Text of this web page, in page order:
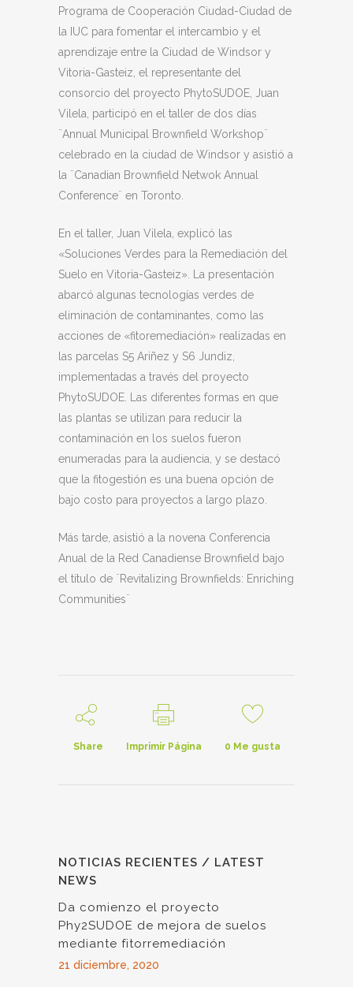
Programa de Cooperación Ciudad-Ciudad de
la IUC para fomentar el intercambio y el
aprendizaje entre la Ciudad de Windsor y
Vitoria-Gasteiz, el representante del
consorcio del proyecto PhytoSUDOE, Juan
Vilela, participó en el taller de dos días
¨Annual Municipal Brownfield Workshop¨
celebrado en la ciudad de Windsor y asistió a
la ¨Canadian Brownfield Netwok Annual
Conference¨ en Toronto.
En el taller, Juan Vilela, explicó las
«Soluciones Verdes para la Remediación del
Suelo en Vitoria-Gasteiz». La presentación
abarcó algunas tecnologías verdes de
eliminación de contaminantes, como las
acciones de «fitoremediación» realizadas en
las parcelas S5 Ariñez y S6 Jundiz,
implementadas a través del proyecto
PhytoSUDOE. Las diferentes formas en que
las plantas se utilizan para reducir la
contaminación en los suelos fueron
enumeradas para la audiencia, y se destacó
que la fitogestión es una buena opción de
bajo costo para proyectos a largo plazo.
Más tarde, asistió a la novena Conferencia
Anual de la Red Canadiense Brownfield bajo
el título de ¨Revitalizing Brownfields: Enriching
Communities¨
Share Imprimir Página 0 Me gusta
NOTICIAS RECIENTES / LATEST
NEWS
Da comienzo el proyecto
Phy2SUDOE de mejora de suelos
mediante fitorremediación
21 diciembre, 2020